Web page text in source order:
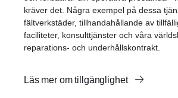
kräver det. Några exempel på dessa
fältverkstäder, tillhandahållande av
faciliteter, konsulttjänster och våra
reparations- och underhållskontrakt.
Läs mer om tillgänglighet